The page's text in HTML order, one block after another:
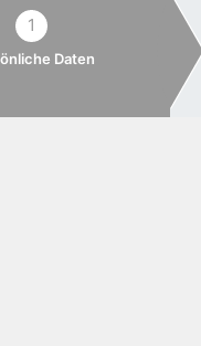
1
Daten